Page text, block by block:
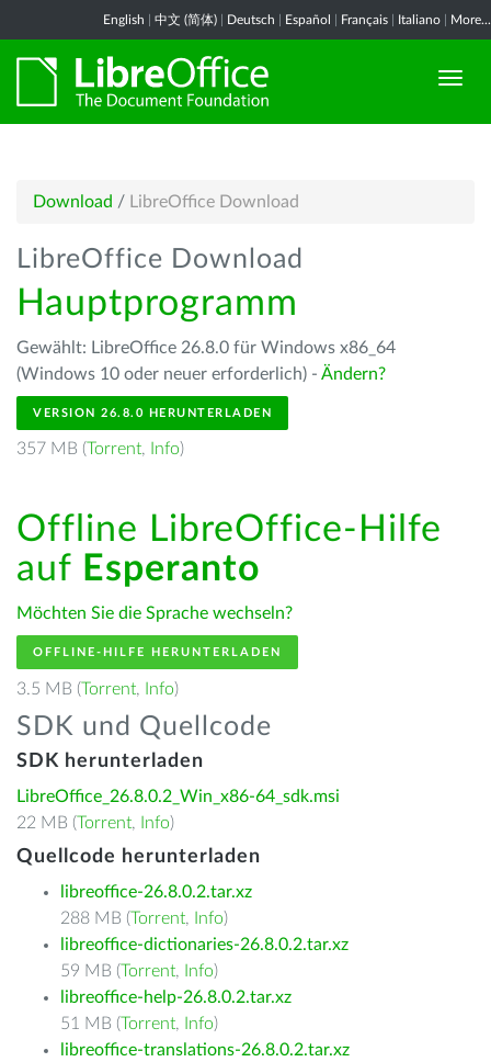
English 中文 (简体) Deutsch Español Français Italiano More...
Download / LibreOffice Download
LibreOffice Download
Hauptprogramm
Gewählt: LibreOffice 26.8.0 für Windows x86_64
(Windows 10 oder neuer erforderlich) - Ändern?
VERSION 26.8.0 HERUNTERLADEN
357 MB (Torrent, Info)
Offline LibreOffice-Hilfe
auf Esperanto
Möchten Sie die Sprache wechseln?
OFFLINE-HILFE HERUNTERLADEN
3.5 MB (Torrent, Info)
SDK und Quellcode
SDK herunterladen
LibreOffice_26.8.0.2_Win_x86-64_sdk.msi
22 MB (Torrent, Info)
Quellcode herunterladen
libreoffice-26.8.0.2.tar.xz
288 MB (Torrent, Info)
libreoffice-dictionaries-26.8.0.2.tar.xz
59 MB (Torrent, Info)
libreoffice-help-26.8.0.2.tar.xz
51 MB (Torrent, Info)
libreoffice-translations-26.8.0.2.tar.xz